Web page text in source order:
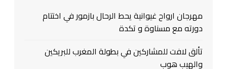
مهرجان ارواح غيوانية يحط الرحال بازمور في اختتام
دورته مع مسناوة و تكدة
تألق لافت للمشاركين في بطولة المغرب للبريكين
والهيب هوب